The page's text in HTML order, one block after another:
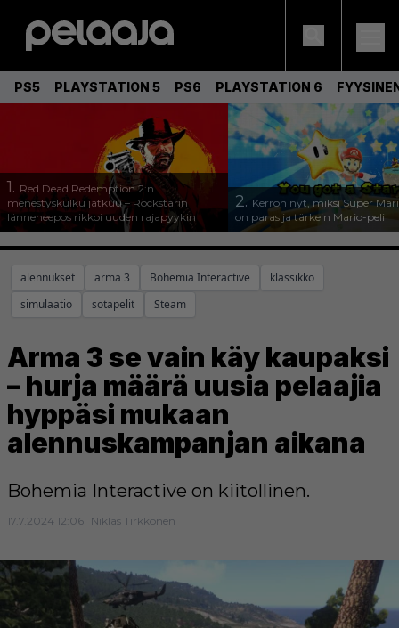
PS5 PLAYSTATION 5 PS6 PLAYSTATION 6
1. Red Dead Redemption 2:n
menestyskulku jatkuu – Rockstarin
länneneepos rikkoi uuden rajapyykin
2. Kerron nyt, miksi Super
on paras ja tärkein Mario-peli
alennukset arma 3 Bohemia Interactive
klassikko
simulaatio
sotapelit Steam
Arma 3 se vain käy kaupaksi
– hurja määrä uusia pelaajia
hyppäsi mukaan
alennuskampanjan aikana
Bohemia Interactive on kiitollinen.
17.7.2024 12:06 Niklas Tirkkonen